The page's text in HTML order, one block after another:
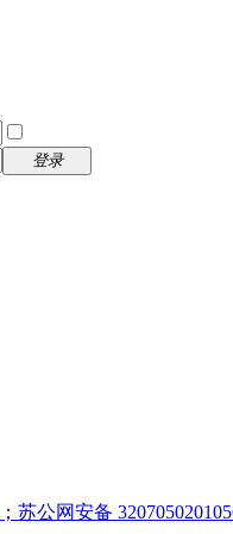
登录
苏公网安备